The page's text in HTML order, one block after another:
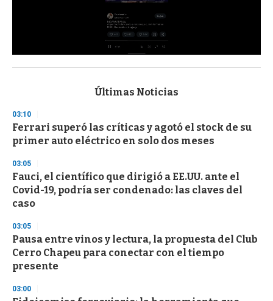
s
d
s
o
f
3
s
e
c
o
d
s
Últimas Noticias
03:10
Ferrari superó las críticas y agotó el stock de su
primer auto eléctrico en solo dos meses
03:05
Fauci, el científico que dirigió a EE.UU. ante el
Covid-19, podría ser condenado: las claves del
caso
03:05
Pausa entre vinos y lectura, la propuesta del Club
Cerro Chapeu para conectar con el tiempo
presente
03:00